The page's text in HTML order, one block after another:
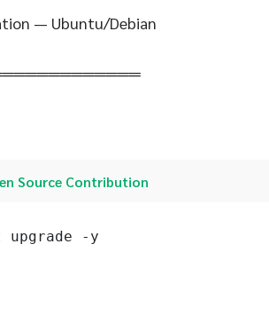
— Ubuntu/Debian
Source Contribution
upgrade -y